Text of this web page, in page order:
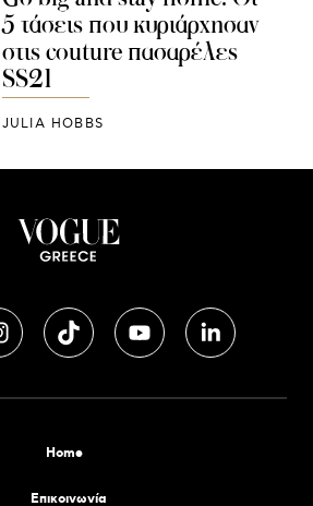
5 τάσεις που κυριάρχησαν
στις couture πασαρέλες
SS21
JULIA HOBBS
Home
Επικοινωνία